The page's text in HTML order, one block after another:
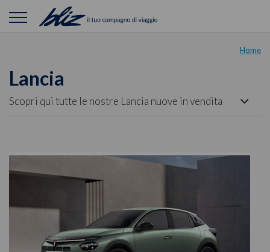
Home
Lancia
Scopri qui tutte le nostre Lancia nuove in vendita
nei nostri showroom. Guarda le schede auto per
descritte con precisione e corredate da foto per
fornirti la migliore garanzia visiva sullo stato di
mantenimento della carrozzeria e degli interni.